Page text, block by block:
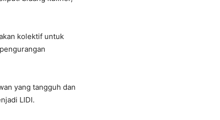
kolektif untuk
yang tangguh dan
LIDI.